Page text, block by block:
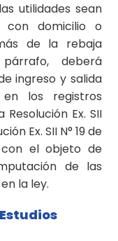
utilidades sean
con domicilio o
de la rebaja
deberá
ingreso y salida
los registros
Ex. SII
Ex. SII N° 19 de
con el objeto de
de las
la ley.